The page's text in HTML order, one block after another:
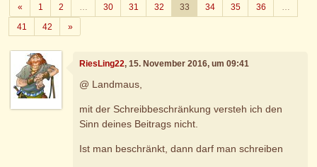
«Zurück
1 2 … 30 31 32 33 34 35 36
…
41
42 »Weiter
RiesLing22, 15. November 2016, um 09:41
@ Landmaus,
mit der Schreibbeschränkung versteh ich den
Sinn deines Beitrags nicht.
Ist man beschränkt, dann darf man schreiben